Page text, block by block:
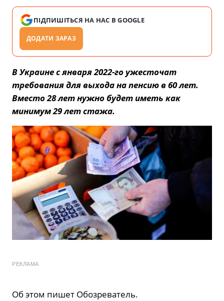
ПІДПИШІТЬСЯ НА НАС В GOOGLE
ДОДАТИ ЗАРАЗ
В Украине с января 2022-го ужесточат
требования для выхода на пенсию в 60 лет.
Вместо 28 лет нужно будет иметь как
минимум 29 лет стажа.
РЕКЛАМА
Об этом пишет Обозреватель.